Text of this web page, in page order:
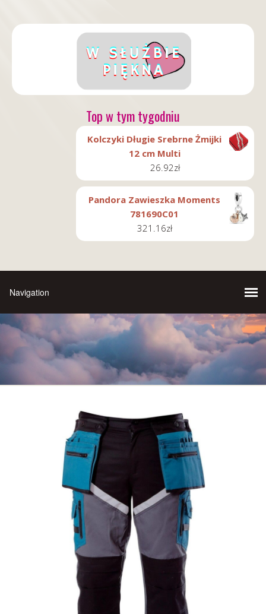
Top w tym tygodniu
Kolczyki Długie Srebrne Żmijki
12 cm Multi
26.92zł
Pandora Zawieszka Moments
781690C01
321.16zł